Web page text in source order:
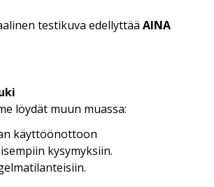
testikuva edellyttää AINA
löydät muun muassa:
käyttöönottoon
kysymyksiin.